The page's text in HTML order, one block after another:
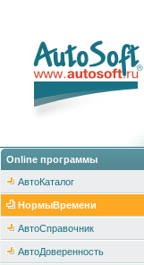
Online программы
АвтоКаталог
НормыВремени
АвтоСправочник
АвтоДоверенность